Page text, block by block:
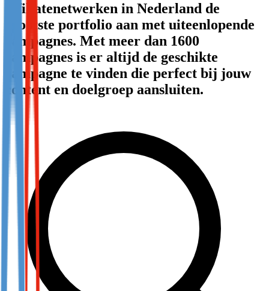
Not already our Publisher?
affiliatenetwerken in Nederland de
grootste portfolio aan met uiteenlopende
campagnes. Met meer dan 1600
campagnes is er altijd de geschikte
campagne te vinden die perfect bij jouw
content en doelgroep aansluiten.